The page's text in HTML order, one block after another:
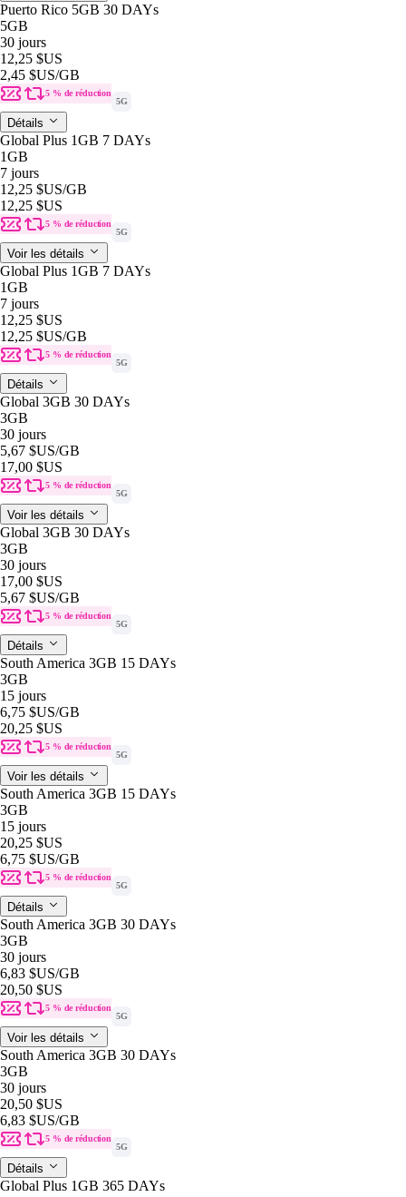
Puerto Rico 5GB 30 DAYs
5GB
30 jours
12,25 $US
2,45 $US/GB
5 % de réduction
5G
Détails
Global Plus 1GB 7 DAYs
1GB
7 jours
12,25 $US/GB
12,25 $US
5 % de réduction
5G
Voir les détails
Global Plus 1GB 7 DAYs
1GB
7 jours
12,25 $US
12,25 $US/GB
5 % de réduction
5G
Détails
Global 3GB 30 DAYs
3GB
30 jours
5,67 $US/GB
17,00 $US
5 % de réduction
5G
Voir les détails
Global 3GB 30 DAYs
3GB
30 jours
17,00 $US
5,67 $US/GB
5 % de réduction
5G
Détails
South America 3GB 15 DAYs
3GB
15 jours
6,75 $US/GB
20,25 $US
5 % de réduction
5G
Voir les détails
South America 3GB 15 DAYs
3GB
15 jours
20,25 $US
6,75 $US/GB
5 % de réduction
5G
Détails
South America 3GB 30 DAYs
3GB
30 jours
6,83 $US/GB
20,50 $US
5 % de réduction
5G
Voir les détails
South America 3GB 30 DAYs
3GB
30 jours
20,50 $US
6,83 $US/GB
5 % de réduction
5G
Détails
Global Plus 1GB 365 DAYs